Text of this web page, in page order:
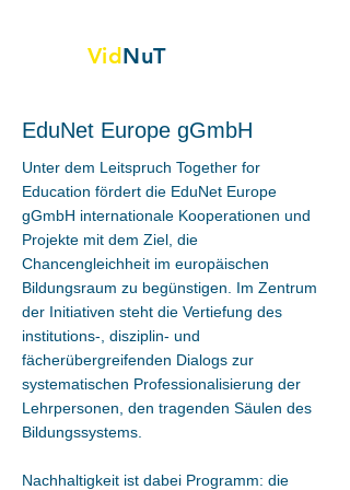
VidNuT
EduNet Europe gGmbH
Unter dem Leitspruch Together for
Education fördert die EduNet Europe
gGmbH internationale Kooperationen und
Projekte mit dem Ziel, die
Chancengleichheit im europäischen
Bildungsraum zu begünstigen. Im Zentrum
der Initiativen steht die Vertiefung des
institutions-, disziplin- und
fächerübergreifenden Dialogs zur
systematischen Professionalisierung der
Lehrpersonen, den tragenden Säulen des
Bildungssystems.
Nachhaltigkeit ist dabei Programm: die